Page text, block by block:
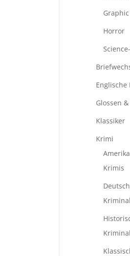
Horror
Glossen
Klassiker
Krimi
Krimis